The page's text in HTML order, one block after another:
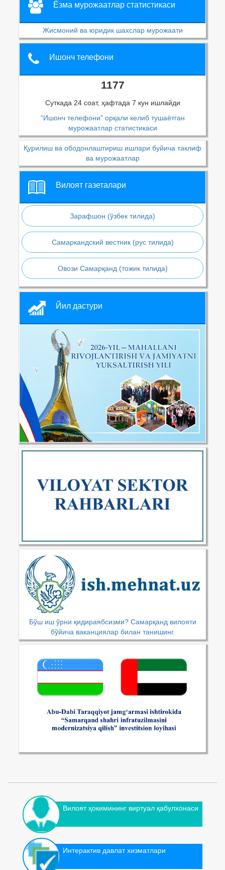
Ёзма мурожаатлар статистикаси
Жисмоний ва юридик шахслар мурожаати
Ишонч телефони
1177
Суткада 24 соат, ҳафтада 7 кун ишлайди
“Ишонч телефони” орқали келиб тушаётган
мурожаатлар статистикаси
Қурилиш ва ободонлаштириш ишлари буйича таклиф
ва мурожаатлар
Вилоят газеталари
Зарафшон (ўзбек тилида)
Самаркандский вестник (рус тилида)
Овози Самарқанд (тожик тилида)
Йил дастури
Бўш иш ўрни қидираябсизми? Самарқанд вилояти
бўйича ваканциялар билан танишинг.
Вилоят ҳокимининг виртуал қабулхонаси
Интерактив давлат хизматлари